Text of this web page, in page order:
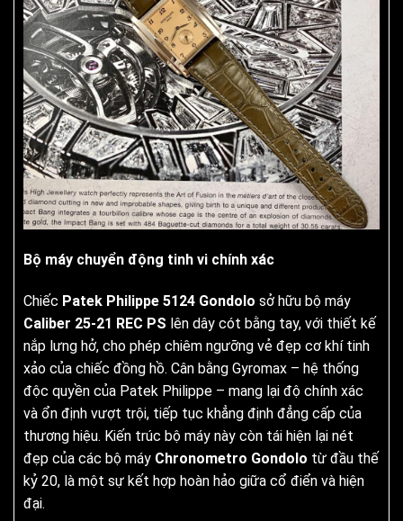
Bộ máy chuyển động tinh vi chính xác
Chiếc Patek Philippe 5124 Gondolo sở hữu bộ máy
Caliber 25-21 REC PS lên dây cót bằng tay, với thiết kế
nắp lưng hở, cho phép chiêm ngưỡng vẻ đẹp cơ khí tinh
xảo của chiếc đồng hồ. Cân bằng Gyromax – hệ thống
độc quyền của Patek Philippe – mang lại độ chính xác
và ổn định vượt trội, tiếp tục khẳng định đẳng cấp của
thương hiệu. Kiến trúc bộ máy này còn tái hiện lại nét
đẹp của các bộ máy Chronometro Gondolo từ đầu thế
kỷ 20, là một sự kết hợp hoàn hảo giữa cổ điển và hiện
đại.